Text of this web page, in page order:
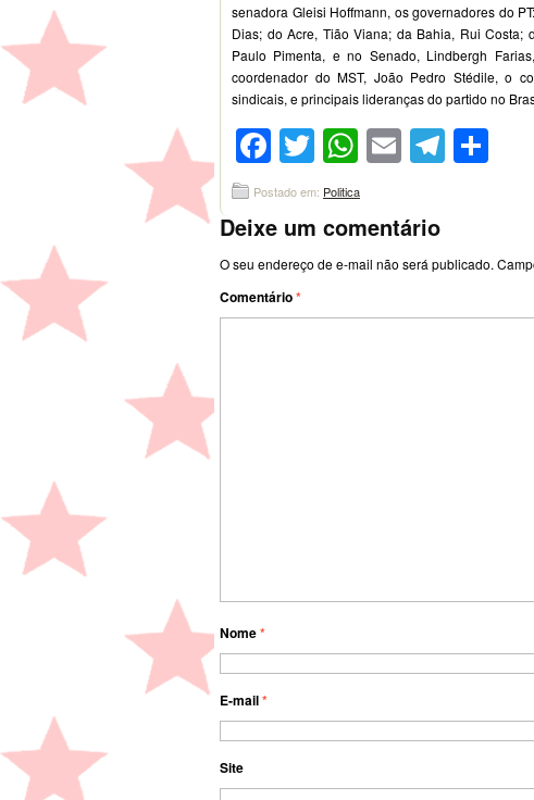
senadora Gleisi Hoffmann, os governadores do
Dias; do Acre, Tião Viana; da Bahia, Rui
Paulo Pimenta, e no Senado, Lindbergh
coordenador do MST, João Pedro Stédile, o
sindicais, e principais lideranças do partido no
Facebook
Twitter
WhatsApp
Email
Postado em: Politica
Deixe um comentário
O seu endereço de e-mail não será publicado.
Comentário*
Nome*
E-mail*
Site